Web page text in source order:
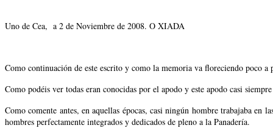
Uno de Cea, a 2 de Noviembre de 2008. O XIADA
Como continuación de este escrito y como la memoria va floreciendo poco a
Como podéis ver todas eran conocidas por el apodo y este apodo casi
Como comente antes, en aquellas épocas, casi ningún hombre trabajaba
hombres perfectamente integrados y dedicados de pleno a la Panadería.